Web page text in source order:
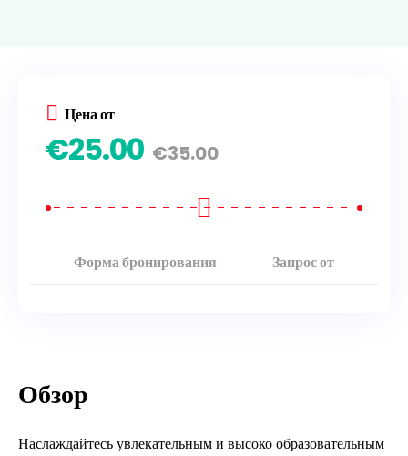
Обзор
Наслаждайтесь увлекательным и высоко образовательным
Цена от
€25.00 €35.00
Форма бронирования Запрос от